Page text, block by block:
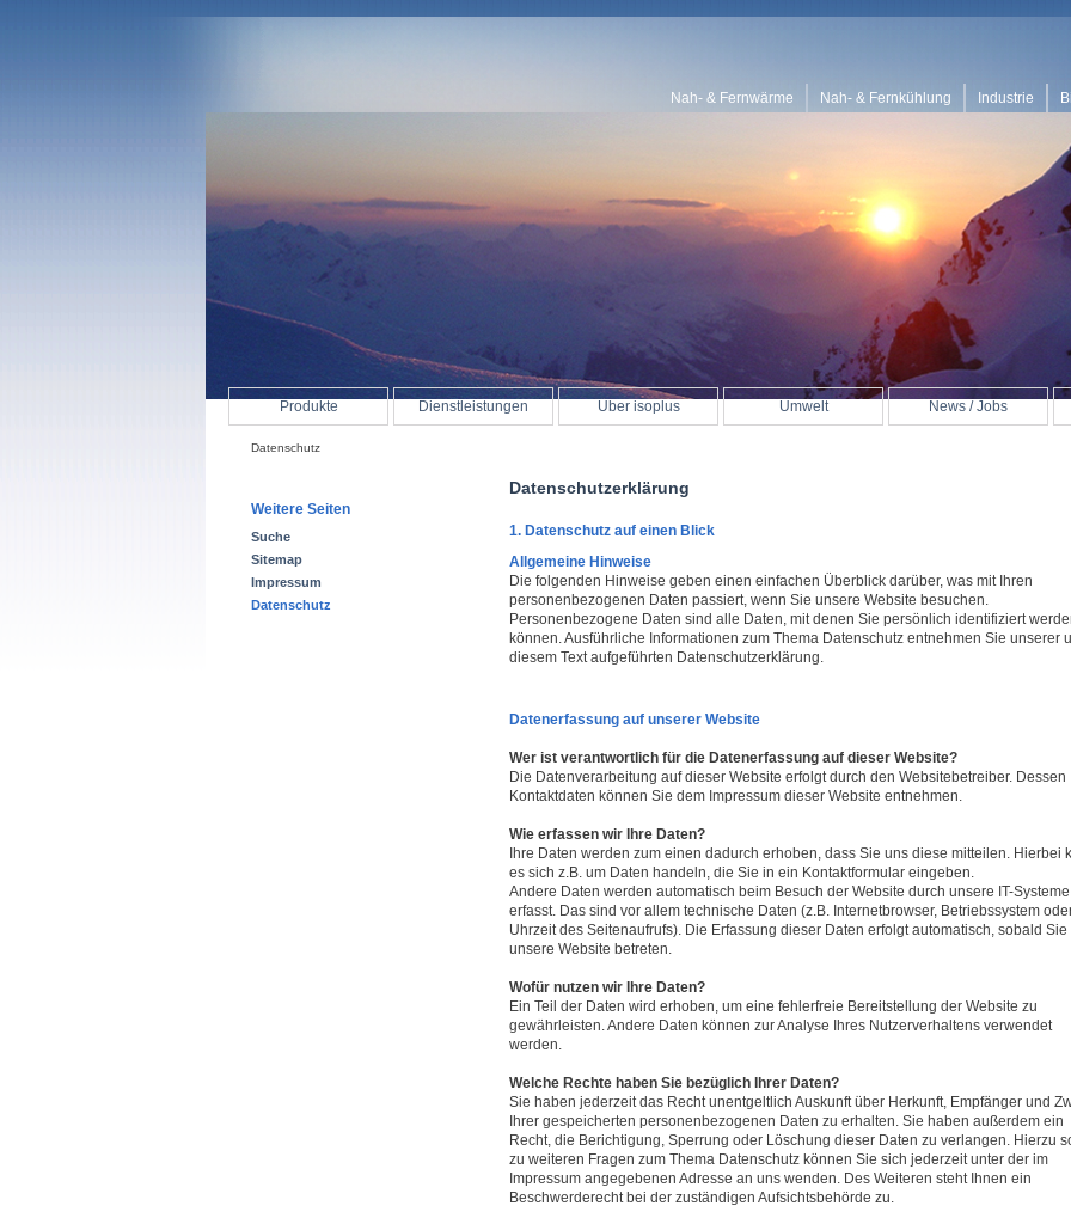
Datenschutz
Datenschutzerklärung
1. Datenschutz auf einen Blick
Allgemeine Hinweise
Die folgenden Hinweise geben einen einfachen Überblick darüber, was mit Ihren
personenbezogenen Daten passiert, wenn Sie unsere Website besuchen.
Personenbezogene Daten sind alle Daten, mit denen Sie persönlich identifiziert
können. Ausführliche Informationen zum Thema Datenschutz entnehmen Sie unserer
diesem Text aufgeführten Datenschutzerklärung.
Datenerfassung auf unserer Website
Wer ist verantwortlich für die Datenerfassung auf dieser Website?
Die Datenverarbeitung auf dieser Website erfolgt durch den Websitebetreiber. Dessen
Kontaktdaten können Sie dem Impressum dieser Website entnehmen.
Wie erfassen wir Ihre Daten?
Ihre Daten werden zum einen dadurch erhoben, dass Sie uns diese mitteilen. Hierbei
es sich z.B. um Daten handeln, die Sie in ein Kontaktformular eingeben.
Andere Daten werden automatisch beim Besuch der Website durch unsere IT-Systeme
erfasst. Das sind vor allem technische Daten (z.B. Internetbrowser, Betriebssystem
Uhrzeit des Seitenaufrufs). Die Erfassung dieser Daten erfolgt automatisch, sobald Sie
unsere Website betreten.
Wofür nutzen wir Ihre Daten?
Ein Teil der Daten wird erhoben, um eine fehlerfreie Bereitstellung der Website zu
gewährleisten. Andere Daten können zur Analyse Ihres Nutzerverhaltens verwendet
werden.
Welche Rechte haben Sie bezüglich Ihrer Daten?
Sie haben jederzeit das Recht unentgeltlich Auskunft über Herkunft, Empfänger und
Ihrer gespeicherten personenbezogenen Daten zu erhalten. Sie haben außerdem ein
Recht, die Berichtigung, Sperrung oder Löschung dieser Daten zu verlangen. Hierzu
zu weiteren Fragen zum Thema Datenschutz können Sie sich jederzeit unter der im
Impressum angegebenen Adresse an uns wenden. Des Weiteren steht Ihnen ein
Beschwerderecht bei der zuständigen Aufsichtsbehörde zu.
Produkte Dienstleistungen Über isoplus Umwelt News / Jobs
Weitere Seiten
Suche
Sitemap
Impressum
Datenschutz
Nah- & Fernwärme Nah- & Fernkühlung Industrie